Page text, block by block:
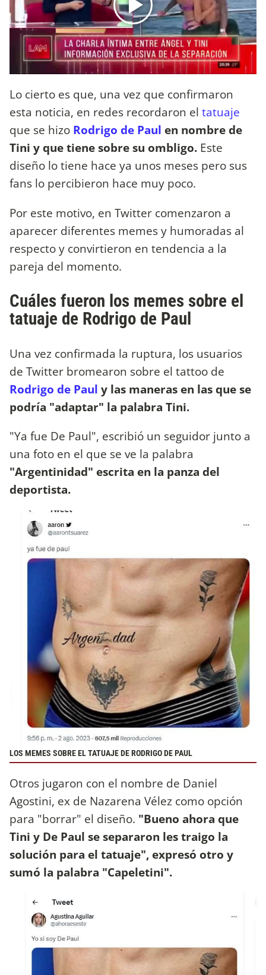
Lo cierto es que, una vez que confirmaron
esta noticia, en redes recordaron el tatuaje
que se hizo Rodrigo de Paul en nombre de
Tini y que tiene sobre su ombligo. Este
diseño lo tiene hace ya unos meses pero sus
fans lo percibieron hace muy poco.
Por este motivo, en Twitter comenzaron a
aparecer diferentes memes y humoradas al
respecto y convirtieron en tendencia a la
pareja del momento.
Cuáles fueron los memes sobre el
tatuaje de Rodrigo de Paul
Una vez confirmada la ruptura, los usuarios
de Twitter bromearon sobre el tattoo de
Rodrigo de Paul y las maneras en las que se
podría "adaptar" la palabra Tini.
"Ya fue De Paul", escribió un seguidor junto a
una foto en el que se ve la palabra
"Argentinidad" escrita en la panza del
deportista.
LOS MEMES SOBRE EL TATUAJE DE RODRIGO DE PAUL
Otros jugaron con el nombre de Daniel
Agostini, ex de Nazarena Vélez como opción
para "borrar" el diseño. "Bueno ahora que
Tini y De Paul se separaron les traigo la
solución para el tatuaje", expresó otro y
sumó la palabra "Capeletini".